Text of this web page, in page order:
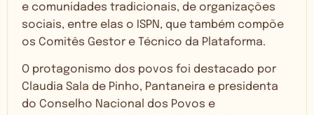
e comunidades tradicionais, de organizações
sociais, entre elas o ISPN, que também compõe
os Comitês Gestor e Técnico da Plataforma.
O protagonismo dos povos foi destacado por
Claudia Sala de Pinho, Pantaneira e presidenta
do Conselho Nacional dos Povos e